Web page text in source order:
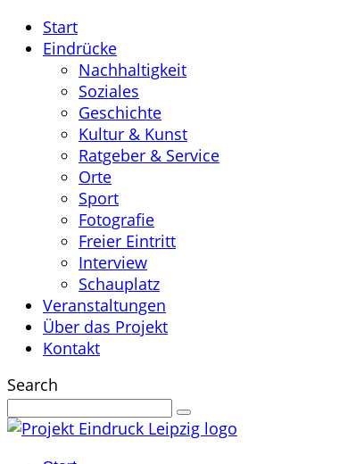
Start
Eindrücke
Nachhaltigkeit
Soziales
Geschichte
Kultur & Kunst
Ratgeber & Service
Orte
Sport
Fotografie
Freier Eintritt
Interview
Schauplatz
Veranstaltungen
Über das Projekt
Kontakt
Search